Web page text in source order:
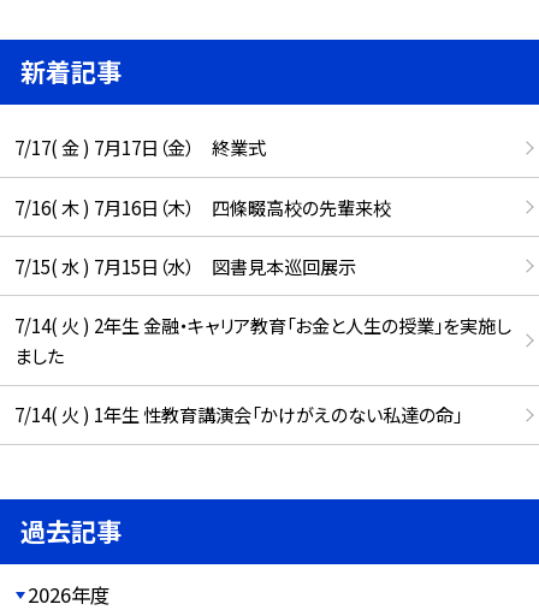
新着記事
7/17( 金 ) 7月17日（金） 終業式
7/16( 木 ) 7月16日（木） 四條畷高校の先輩来校
7/15( 水 ) 7月15日（水） 図書見本巡回展示
7/14( 火 ) 2年生 金融・キャリア教育「お金と人生の授業」を実施し
ました
7/14( 火 ) 1年生 性教育講演会「かけがえのない私達の命」
過去記事
2026年度